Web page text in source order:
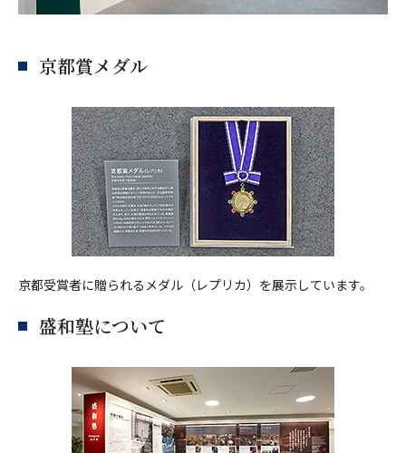
京都賞メダル
京都受賞者に贈られるメダル（レプリカ）を展示しています。
盛和塾について